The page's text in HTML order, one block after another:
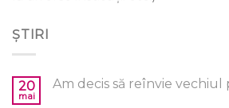
ȘTIRI
20
mai
Am decis să reînvie vechiul